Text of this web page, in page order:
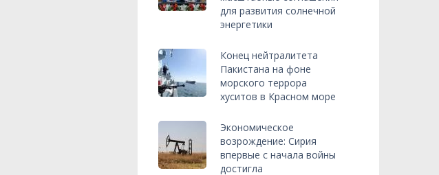
для развития солнечной
энергетики
Конец нейтралитета
Пакистана на фоне
морского террора
хуситов в Красном море
Экономическое
возрождение: Сирия
впервые с начала войны
достигла